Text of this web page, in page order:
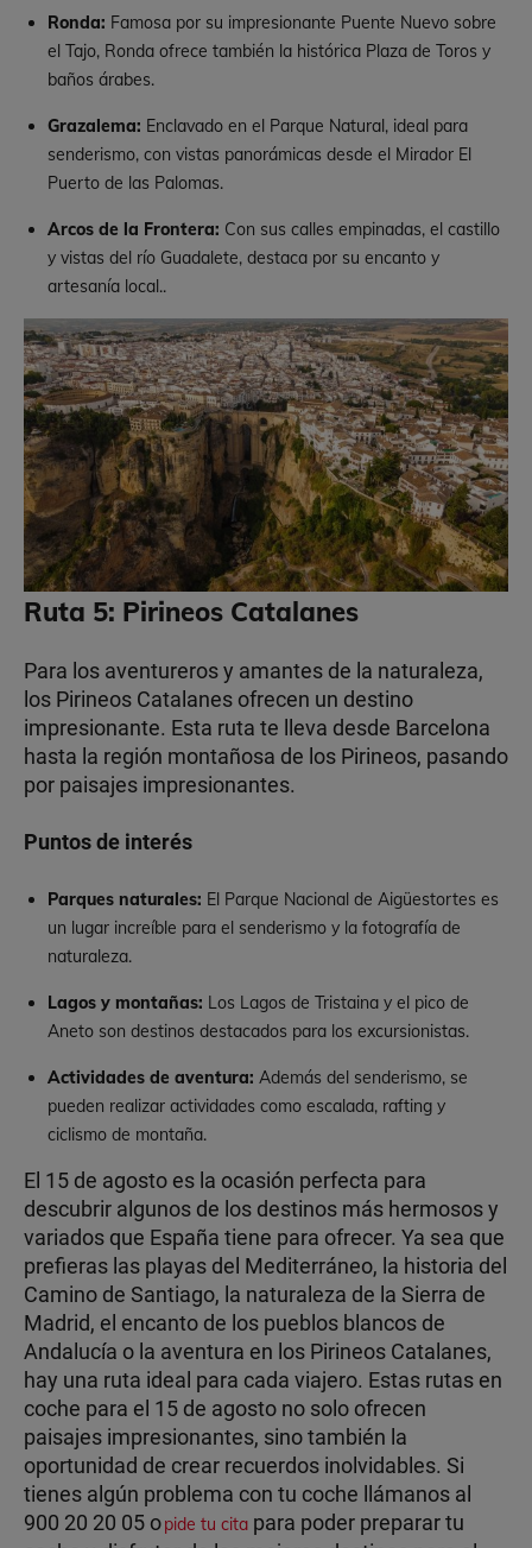
Ronda: Famosa por su impresionante Puente Nuevo sobre
el Tajo, Ronda ofrece también la histórica Plaza de Toros y
baños árabes.
Grazalema: Enclavado en el Parque Natural, ideal para
senderismo, con vistas panorámicas desde el Mirador El
Puerto de las Palomas.
Arcos de la Frontera: Con sus calles empinadas, el castillo
y vistas del río Guadalete, destaca por su encanto y
artesanía local..
Ruta 5: Pirineos Catalanes
Para los aventureros y amantes de la naturaleza,
los Pirineos Catalanes ofrecen un destino
impresionante. Esta ruta te lleva desde Barcelona
hasta la región montañosa de los Pirineos, pasando
por paisajes impresionantes.
Puntos de interés
Parques naturales: El Parque Nacional de Aigüestortes es
un lugar increíble para el senderismo y la fotografía de
naturaleza.
Lagos y montañas: Los Lagos de Tristaina y el pico de
Aneto son destinos destacados para los excursionistas.
Actividades de aventura: Además del senderismo, se
pueden realizar actividades como escalada, rafting y
ciclismo de montaña.
El 15 de agosto es la ocasión perfecta para
descubrir algunos de los destinos más hermosos y
variados que España tiene para ofrecer. Ya sea que
prefieras las playas del Mediterráneo, la historia del
Camino de Santiago, la naturaleza de la Sierra de
Madrid, el encanto de los pueblos blancos de
Andalucía o la aventura en los Pirineos Catalanes,
hay una ruta ideal para cada viajero. Estas rutas en
coche para el 15 de agosto no solo ofrecen
paisajes impresionantes, sino también la
oportunidad de crear recuerdos inolvidables. Si
tienes algún problema con tu coche llámanos al
900 20 20 05 opide tu cita para poder preparar tu